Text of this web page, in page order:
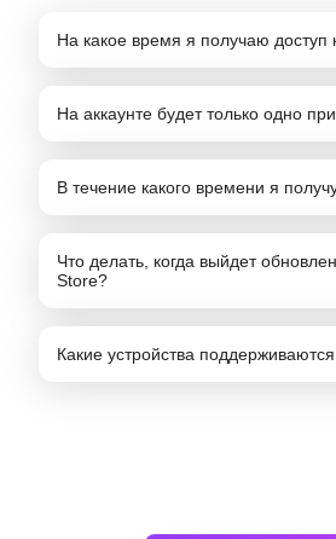
На какое время я получаю доступ
На аккаунте будет только одно
В течение какого времени я
Что делать, когда выйдет
Store?
Какие устройства